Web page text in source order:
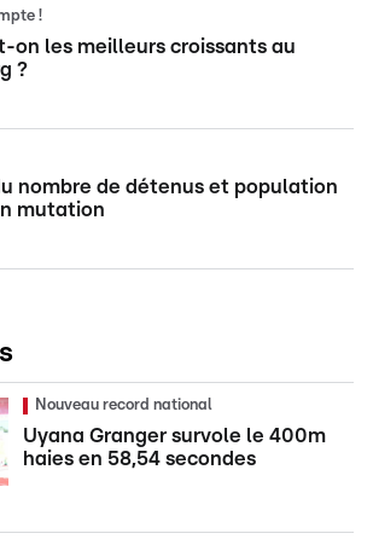
!
on les meilleurs croissants au
?
nombre de détenus et population
mutation
Nouveau record national
Uyana Granger survole le 400m
haies en 58,54 secondes